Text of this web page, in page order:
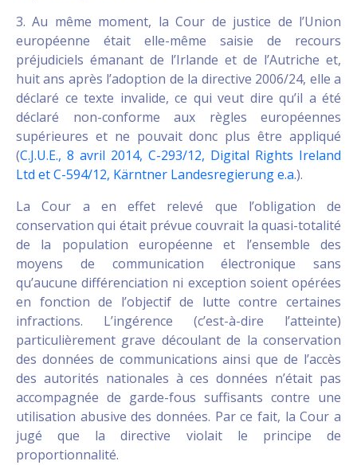
3. Au même moment, la Cour de justice de l’Union
européenne était elle-même saisie de recours
préjudiciels émanant de l’Irlande et de l’Autriche et,
huit ans après l’adoption de la directive 2006/24, elle a
déclaré ce texte invalide, ce qui veut dire qu’il a été
déclaré non-conforme aux règles européennes
supérieures et ne pouvait donc plus être appliqué
(C.J.U.E., 8 avril 2014, C-293/12, Digital Rights Ireland
Ltd et C-594/12, Kärntner Landesregierung e.a.).
La Cour a en effet relevé que l’obligation de
conservation qui était prévue couvrait la quasi-totalité
de la population européenne et l’ensemble des
moyens de communication électronique sans
qu’aucune différenciation ni exception soient opérées
en fonction de l’objectif de lutte contre certaines
infractions. L’ingérence (c’est-à-dire l’atteinte)
particulièrement grave découlant de la conservation
des données de communications ainsi que de l’accès
des autorités nationales à ces données n’était pas
accompagnée de garde-fous suffisants contre une
utilisation abusive des données. Par ce fait, la Cour a
jugé que la directive violait le principe de
proportionnalité.